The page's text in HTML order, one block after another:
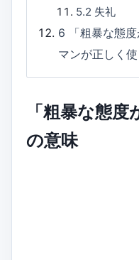
5.2 失礼
6
「粗暴な態
マンが正しく
「粗暴な態
の意味